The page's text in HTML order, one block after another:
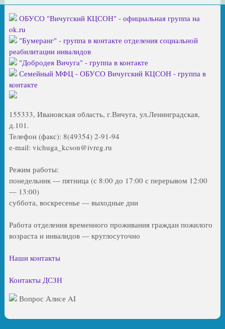
ОБУСО "Вичугский КЦСОН" - официальная группа на
ok.ru
"Бумеранг" - группа в контакте отделения социальной
реабилитации инвалидов
"Добродея Вичуга" - группа в контакте
Семейный МФЦ - ОБУСО Вичугский КЦСОН - группа в
контакте
155333, Ивановская область, г.Вичуга, ул.Ленинградская,
д.101.
Телефон (факс): 8(49354) 2-91-94
e-mail: vichuga_kcson@ivreg.ru
Режим работы:
понедельник — пятница (с 8:00 до 17:00 с перерывом 12:00
— 13:00)
суббота, воскресенье — выходные дни
Работа отделения временного проживания граждан пожилого
возраста и инвалидов — круглосуточно
Наши контакты
Контакты ДСЗН
Вопрос Алисе AI